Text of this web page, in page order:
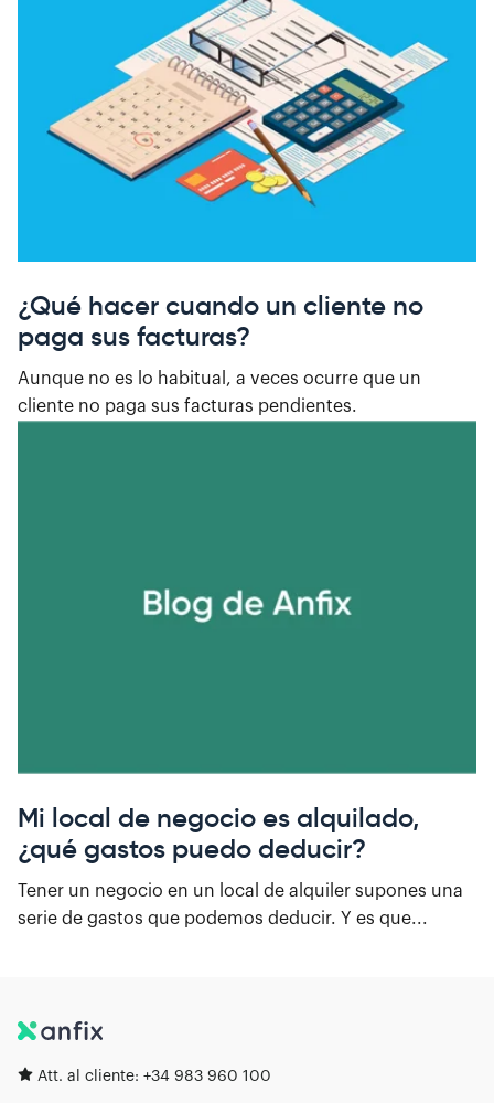
¿Qué hacer cuando un cliente no
paga sus facturas?
Aunque no es lo habitual, a veces ocurre que un
cliente no paga sus facturas pendientes.
Mi local de negocio es alquilado,
¿qué gastos puedo deducir?
Tener un negocio en un local de alquiler supones una
serie de gastos que podemos deducir. Y es que...
Att. al cliente: +34 983 960 100